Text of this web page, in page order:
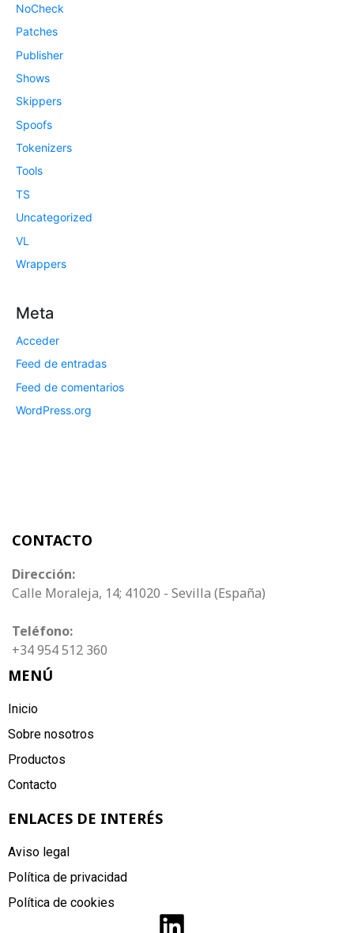
NoCheck
Patches
Publisher
Shows
Skippers
Spoofs
Tokenizers
Tools
TS
Uncategorized
VL
Wrappers
Meta
Acceder
Feed de entradas
Feed de comentarios
WordPress.org
CONTACTO
Dirección:
Calle Moraleja, 14; 41020 - Sevilla (España)
Teléfono:
+34 954 512 360
MENÚ
Inicio
Sobre nosotros
Productos
Contacto
ENLACES DE INTERÉS
Aviso legal
Política de privacidad
Política de cookies